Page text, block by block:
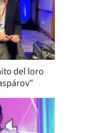
del loro